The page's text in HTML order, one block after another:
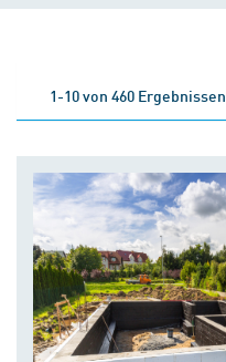
1-10 von 460 Ergebnissen